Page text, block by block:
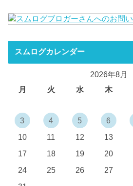
スムログカレンダー
2026年8月
月
火 水 木
3
4 5 6
10
11 12 13
17
18 19 20
24
25 26 27